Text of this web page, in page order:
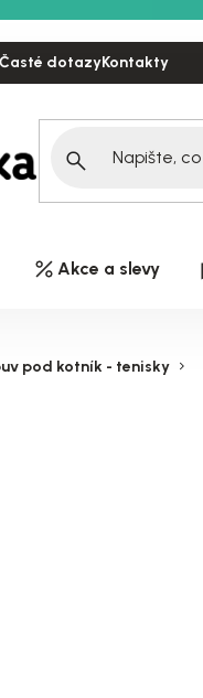
Časté dotazyKontakty
Akce a slevy
pod kotník - tenisky